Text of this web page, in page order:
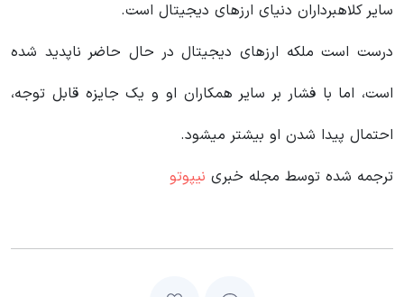
سایر کلاهبرداران دنیای ارزهای دیجیتال است.
درست است ملکه ارزهای دیجیتال در حال حاضر ناپدید شده
است، اما با فشار بر سایر همکاران او و یک جایزه قابل توجه،
احتمال پیدا شدن او بیشتر میشود.
ترجمه شده توسط مجله خبری نیپوتو